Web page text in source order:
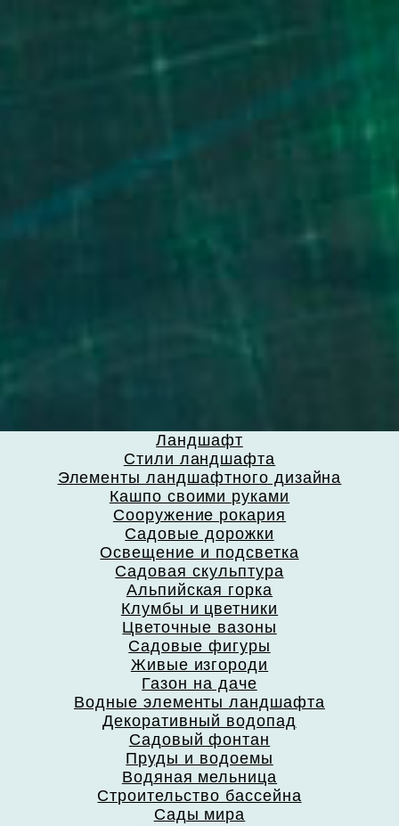
Ландшафт
Стили ландшафта
Элементы ландшафтного дизайна
Кашпо своими руками
Сооружение рокария
Садовые дорожки
Освещение и подсветка
Садовая скульптура
Альпийская горка
Клумбы и цветники
Цветочные вазоны
Садовые фигуры
Живые изгороди
Газон на даче
Водные элементы ландшафта
Декоративный водопад
Садовый фонтан
Пруды и водоемы
Водяная мельница
Строительство бассейна
Сады мира